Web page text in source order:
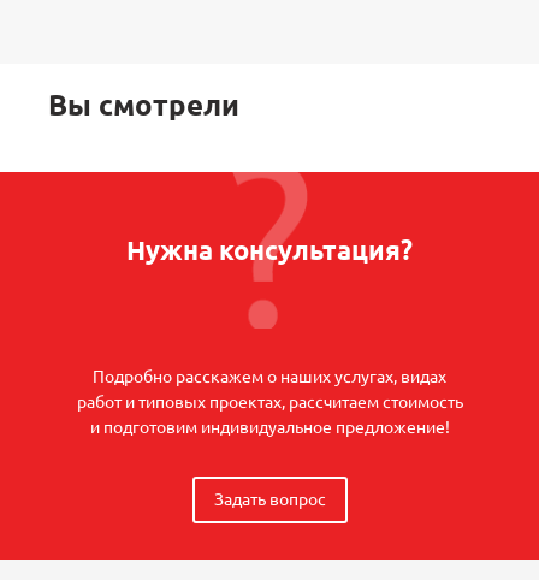
Вы смотрели
Нужна консультация?
Подробно расскажем о наших услугах, видах
работ и типовых проектах, рассчитаем стоимость
и подготовим индивидуальное предложение!
Задать вопрос